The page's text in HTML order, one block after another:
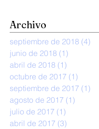
Archivo
septiembre de 2018 (4)
junio de 2018 (1)
abril de 2018 (1)
octubre de 2017 (1)
septiembre de 2017 (1)
agosto de 2017 (1)
julio de 2017 (1)
abril de 2017 (3)